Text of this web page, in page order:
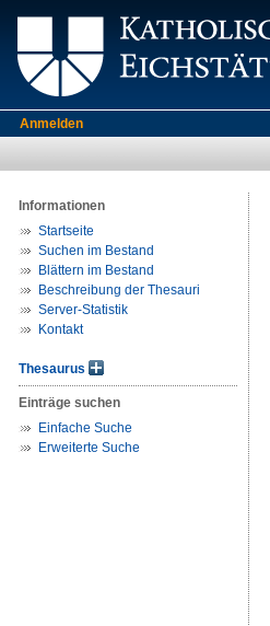
Anmelden
Informationen
Startseite
Suchen im Bestand
Blättern im Bestand
Beschreibung der Thesauri
Server-Statistik
Kontakt
Thesaurus
Einträge suchen
Einfache Suche
Erweiterte Suche